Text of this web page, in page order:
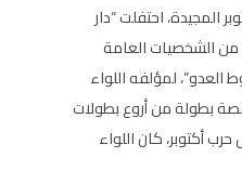
أكتوبر المجيدة، احتفلت “دار
من الشخصيات العامة
العدو”، لمؤلفه اللواء
بطولة من أروع بطولات
أكتوبر، كان اللواء